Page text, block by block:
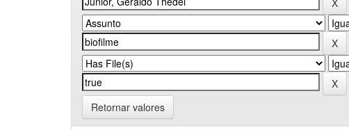
Retornar valores